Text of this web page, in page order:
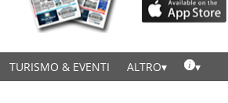
TURISMO & EVENTI ALTRO